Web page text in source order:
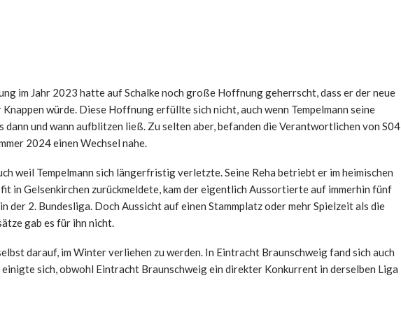
im Jahr 2023 hatte auf Schalke noch große Hoffnung geherrscht, dass er der neue
Knappen würde. Diese Hoffnung erfüllte sich nicht, auch wenn Tempelmann seine
dann und wann aufblitzen ließ. Zu selten aber, befanden die Verantwortlichen von S04
2024 einen Wechsel nahe.
weil Tempelmann sich längerfristig verletzte. Seine Reha betriebt er im heimischen
in Gelsenkirchen zurückmeldete, kam der eigentlich Aussortierte auf immerhin fünf
der 2. Bundesliga. Doch Aussicht auf einen Stammplatz oder mehr Spielzeit als die
gab es für ihn nicht.
darauf, im Winter verliehen zu werden. In Eintracht Braunschweig fand sich auch
sich, obwohl Eintracht Braunschweig ein direkter Konkurrent in derselben Liga